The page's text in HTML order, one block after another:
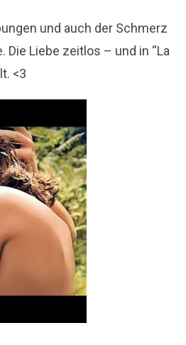
und auch der Schmerz
Liebe zeitlos – und in “La
<3